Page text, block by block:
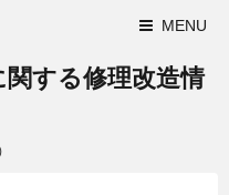
MENU
する修理改造情